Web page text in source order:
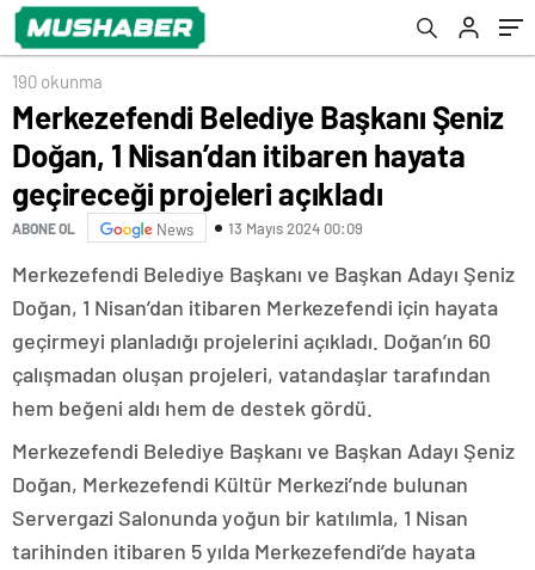
projeleri açıkladı
190 okunma
Merkezefendi Belediye Başkanı Şeniz
Doğan, 1 Nisan’dan itibaren hayata
geçireceği projeleri açıkladı
ABONE OL News 13 Mayıs 2024 00:09
Merkezefendi Belediye Başkanı ve Başkan Adayı Şeniz
Doğan, 1 Nisan’dan itibaren Merkezefendi için hayata
geçirmeyi planladığı projelerini açıkladı. Doğan’ın 60
çalışmadan oluşan projeleri, vatandaşlar tarafından
hem beğeni aldı hem de destek gördü.
Merkezefendi Belediye Başkanı ve Başkan Adayı Şeniz
Doğan, Merkezefendi Kültür Merkezi’nde bulunan
Servergazi Salonunda yoğun bir katılımla, 1 Nisan
tarihinden itibaren 5 yılda Merkezefendi’de hayata